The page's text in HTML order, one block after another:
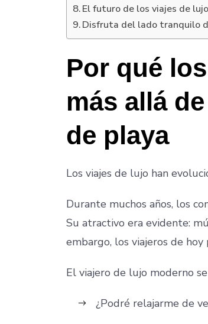
El futuro de los viajes de
Disfruta del lado tranquilo
Por qué
más allá
de playa
Los viajes de lujo han
Durante muchos años, los
Su atractivo era evidente:
embargo, los viajeros de hoy
El viajero de lujo moderno
¿Podré relajarme de